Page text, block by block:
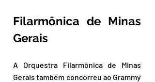
Filarmônica de Minas
Gerais
A Orquestra Filarmônica de Minas
Gerais também concorreu ao Grammy